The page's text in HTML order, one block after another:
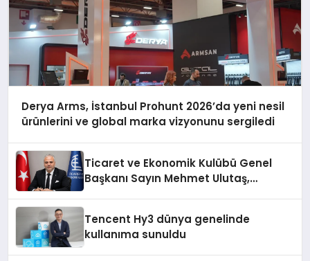
Derya Arms, İstanbul Prohunt 2026’da yeni nesil
ürünlerini ve global marka vizyonunu sergiledi
Ticaret ve Ekonomik Kulübü Genel
Başkanı Sayın Mehmet Ulutaş,
Tencent Hy3 dünya genelinde
kullanıma sunuldu